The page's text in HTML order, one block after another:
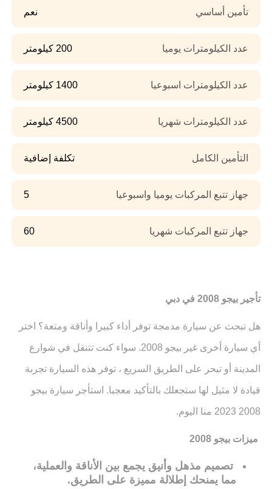
تأمين أساسي نعم
عدد الكيلومترات يوميا 200 كيلومتر
عدد الكيلومترات اسبوعيا 1400 كيلومتر
عدد الكيلومترات شهريا 4500 كيلومتر
التأمين الكامل تكلفة إضافية
جهاز تتبع المركبات يوميا واسبوعيا 5
جهاز تتبع المركبات شهريا 60
تأجير بيجو 2008 في دبي
هل تبحث عن سيارة مدمجة توفر أداء كبيرا وأناقة ومتعة؟ اختر
أي سيارة أخرى غير بيجو 2008. سواء كنت تتنقل في شوارع
المدينة أو تبحر على الطريق السريع ، توفر هذه السيارة تجربة
قيادة لا مثيل لها ستجعلك بالتأكيد معجبا. استأجر سيارة بيجو
2008 2023 منا اليوم.
ميزات بيجو 2008
تصميم مذهل وأنيق يجمع بين الأناقة والعملية،
مما يمنحك إطلالة مميزة على الطريق.